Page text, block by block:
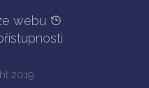
webu
2019